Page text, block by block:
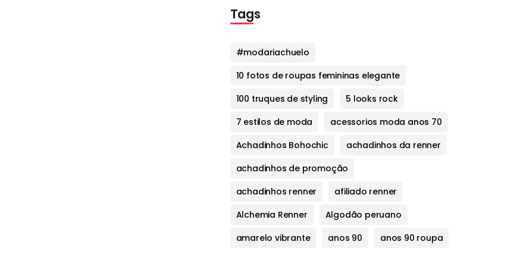
Tags
#modariachuelo
10 fotos de roupas femininas elegante
100 truques de styling
5 looks rock
7 estilos de moda
acessorios moda anos 70
Achadinhos Bohochic
achadinhos da renner
achadinhos de promoção
achadinhos renner
afiliado renner
Alchemia Renner
Algodão peruano
amarelo vibrante
anos 90 anos 90 roupa